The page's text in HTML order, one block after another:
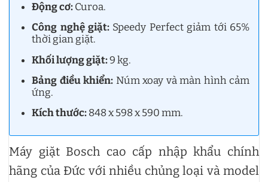
Động cơ:Curoa.
Công nghệ giặt:Speedy Perfect giảm tới 65%
thời gian giặt.
Khối lượng giặt:9 kg.
Bảng điều khiển: Núm xoay và màn hình cảm
ứng.
Kích thước:848 x 598 x 590 mm.
Máy giặt Bosch cao cấp nhập khẩu chính
hãng của Đức với nhiều chủng loại và model